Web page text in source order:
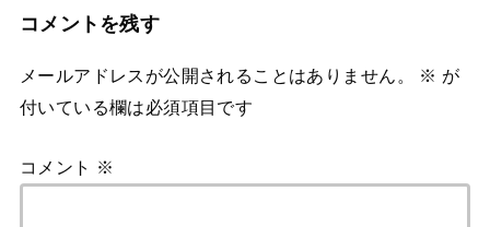
コメントを残す
メールアドレスが公開されることはありません。 ※ が
付いている欄は必須項目です
コメント ※